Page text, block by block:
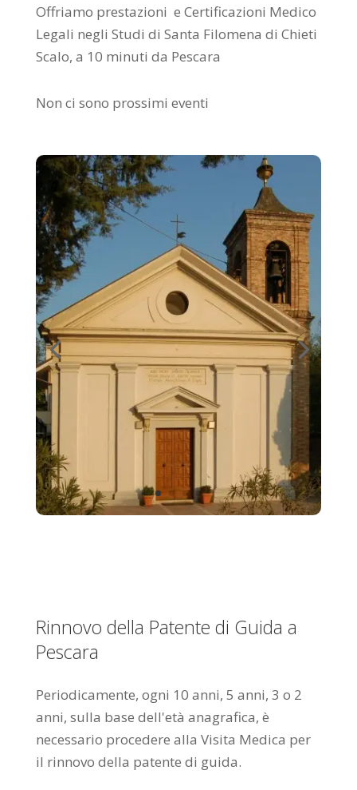
Offriamo prestazioni e Certificazioni Medico
Legali negli Studi di Santa Filomena di Chieti
Scalo, a 10 minuti da Pescara
Non ci sono prossimi eventi
Rinnovo della Patente di Guida a
Pescara
Periodicamente, ogni 10 anni, 5 anni, 3 o 2
anni, sulla base dell'età anagrafica, è
necessario procedere alla Visita Medica per
il rinnovo della patente di guida.